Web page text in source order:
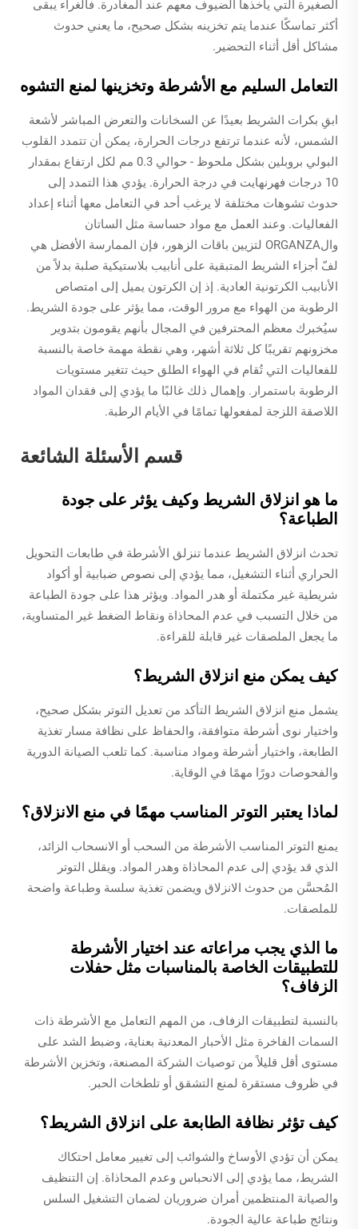
الصغيرة التي يأخذها الضيوف معهم عند المغادرة. فالغراء يبقى
أكثر تماسكًا عندما يتم تخزينه بشكل صحيح، ما يعني حدوث
مشاكل أقل أثناء التحضير.
التعامل السليم مع الأشرطة وتخزينها لمنع التشوه
ابقِ بكرات الشريط بعيدًا عن السخانات والتعرض المباشر لأشعة
الشمس، لأنه عندما ترتفع درجات الحرارة، يمكن أن تتمدد القلوب
البولي بروبلين بشكل ملحوظ - حوالي 0.3 مم لكل ارتفاع بمقدار
10 درجات فهرنهايت في درجة الحرارة. يؤدي هذا التمدد إلى
حدوث تشوهات مختلفة لا يرغب أحد في التعامل معها أثناء إعداد
الفعاليات. وعند العمل مع مواد حساسة مثل الساتان
والORGANZA لتزيين باقات الزهور، فإن الممارسة الأفضل هي
لفّ أجزاء الشريط المتبقية على أنابيب بلاستيكية صلبة بدلاً من
الأنابيب الكرتونية العادية. إذ إن الكرتون يميل إلى امتصاص
الرطوبة من الهواء مع مرور الوقت، مما يؤثر على جودة الشريط.
سيُخبرك معظم المحترفين في المجال بأنهم يقومون بتدوير
مخزونهم تقريبًا كل ثلاثة أشهر، وهي نقطة مهمة خاصة بالنسبة
للفعاليات التي تُقام في الهواء الطلق حيث تتغير مستويات
الرطوبة باستمرار. وإهمال ذلك غالبًا ما يؤدي إلى فقدان المواد
اللاصقة اللزجة لمفعولها تمامًا في الأيام الرطبة.
قسم الأسئلة الشائعة
ما هو انزلاق الشريط وكيف يؤثر على جودة
الطباعة؟
تحدث انزلاق الشريط عندما تنزلق الأشرطة في طابعات التحويل
الحراري أثناء التشغيل، مما يؤدي إلى نصوص ضبابية أو أكواد
شريطية غير مكتملة أو هدر المواد. ويؤثر هذا على جودة الطباعة
من خلال التسبب في عدم المحاذاة ونقاط الضغط غير المتساوية،
ما يجعل الملصقات غير قابلة للقراءة.
كيف يمكن منع انزلاق الشريط؟
يشمل منع انزلاق الشريط التأكد من تعديل التوتر بشكل صحيح،
واختيار نوى أشرطة متوافقة، والحفاظ على نظافة مسار تغذية
الطابعة، واختيار أشرطة ومواد مناسبة. كما تلعب الصيانة الدورية
والفحوصات دورًا مهمًا في الوقاية.
لماذا يعتبر التوتر المناسب مهمًا في منع الانزلاق؟
يمنع التوتر المناسب الأشرطة من السحب أو الانسحاب الزائد،
الذي قد يؤدي إلى عدم المحاذاة وهدر المواد. ويقلل التوتر
المُحسَّن من حدوث الانزلاق ويضمن تغذية سلسة وطباعة واضحة
للملصقات.
ما الذي يجب مراعاته عند اختيار الأشرطة
للتطبيقات الخاصة بالمناسبات مثل حفلات
الزفاف؟
بالنسبة لتطبيقات الزفاف، من المهم التعامل مع الأشرطة ذات
السمات الفاخرة مثل الأحبار المعدنية بعناية، وضبط الشد على
مستوى أقل قليلاً من توصيات الشركة المصنعة، وتخزين الأشرطة
في ظروف مستقرة لمنع التشقق أو تلطخات الحبر.
كيف تؤثر نظافة الطابعة على انزلاق الشريط؟
يمكن أن تؤدي الأوساخ والشوائب إلى تغيير معامل احتكاك
الشريط، مما يؤدي إلى الانحباس وعدم المحاذاة. إن التنظيف
والصيانة المنتظمين أمران ضروريان لضمان التشغيل السلس
ونتائج طباعة عالية الجودة.